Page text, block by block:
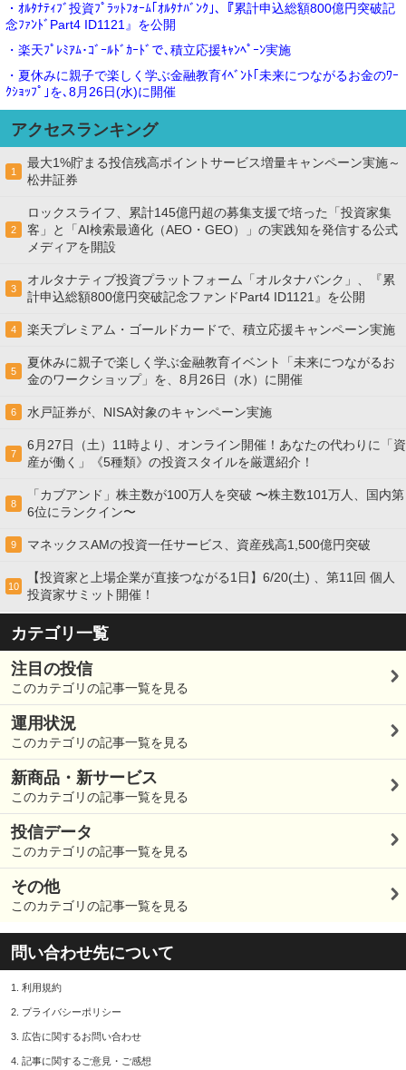
・ｵﾙﾀﾅﾃｨﾌﾞ投資ﾌﾟﾗｯﾄﾌｫｰﾑ｢ｵﾙﾀﾅﾊﾞﾝｸ｣､『累計申込総額800億円突破記
念ﾌｧﾝﾄﾞPart4 ID1121』を公開
・楽天ﾌﾟﾚﾐｱﾑ･ｺﾞｰﾙﾄﾞｶｰﾄﾞで､積立応援ｷｬﾝﾍﾟｰﾝ実施
・夏休みに親子で楽しく学ぶ金融教育ｲﾍﾞﾝﾄ｢未来につながるお金のﾜｰ
ｸｼｮｯﾌﾟ｣を､8月26日(水)に開催
アクセスランキング
1
最大1%貯まる投信残高ポイントサービス増量キャンペーン実施～
松井証券
2
ロックスライフ、累計145億円超の募集支援で培った「投資家集
客」と「AI検索最適化（AEO・GEO）」の実践知を発信する公式
メディアを開設
3
オルタナティブ投資プラットフォーム「オルタナバンク」、『累
計申込総額800億円突破記念ファンドPart4 ID1121』を公開
4 楽天プレミアム・ゴールドカードで、積立応援キャンペーン実施
5
夏休みに親子で楽しく学ぶ金融教育イベント「未来につながるお
金のワークショップ」を、8月26日（水）に開催
6 水戸証券が、NISA対象のキャンペーン実施
7
6月27日（土）11時より、オンライン開催！あなたの代わりに「資
産が働く」《5種類》の投資スタイルを厳選紹介！
8
「カブアンド」株主数が100万人を突破 〜株主数101万人、国内第
6位にランクイン〜
9 マネックスAMの投資一任サービス、資産残高1,500億円突破
10
【投資家と上場企業が直接つながる1日】6/20(土) 、第11回 個人
投資家サミット開催！
カテゴリ一覧
注目の投信
このカテゴリの記事一覧を見る
運用状況
このカテゴリの記事一覧を見る
新商品・新サービス
このカテゴリの記事一覧を見る
投信データ
このカテゴリの記事一覧を見る
その他
このカテゴリの記事一覧を見る
問い合わせ先について
1. 利用規約
2. プライバシーポリシー
3. 広告に関するお問い合わせ
4. 記事に関するご意見・ご感想